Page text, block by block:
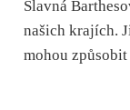
Slavná
našich krajích.
mohou